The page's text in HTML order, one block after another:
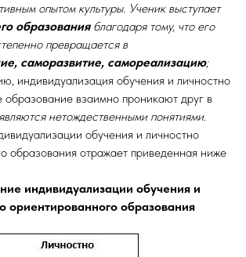
опытом культуры. Ученик выступает
образованияблагодаря тому, что его
превращается в
саморазвитие, самореализацию;
индивидуализация обучения и личностно
образование взаимно проникают друг в
являются нетождественными понятиями.
обучения и личностно
образования отражает приведенная ниже
индивидуализации обучения и
ориентированного образования